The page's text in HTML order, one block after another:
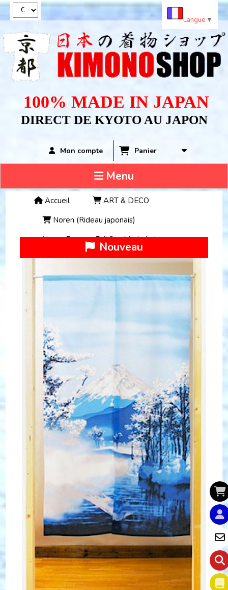
100% MADE IN JAPAN
DIRECT DE KYOTO AU JAPON
Mon compte Panier
Menu
Accueil
ART & DECO
Noren (Rideau japonais)
Noren Fuyu no Fuji San Made in Japan
Nouveau
Langue ▼
Panneau de gestion des cookies